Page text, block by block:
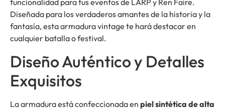
funcionalidad para tus eventos de LARP y Ren Faire.
Diseñada para los verdaderos amantes de la historia y la
fantasía, esta armadura vintage te hará destacar en
cualquier batalla o festival.
Diseño Auténtico y Detalles
Exquisitos
La armadura está confeccionada en piel sintética de alta